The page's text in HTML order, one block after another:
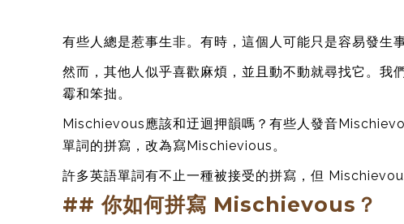
有些人總是惹事生非。有時，這個人可能只是容易發生
然而，其他人似乎喜歡麻煩，並且動不動就尋找它。
霉和笨拙。
Mischievous應該和迂迴押韻嗎？有些人發音
單詞的拼寫，改為寫Mischievious。
許多英語單詞有不止一種被接受的拼寫，但
## 你如何拼寫 Mischievous？